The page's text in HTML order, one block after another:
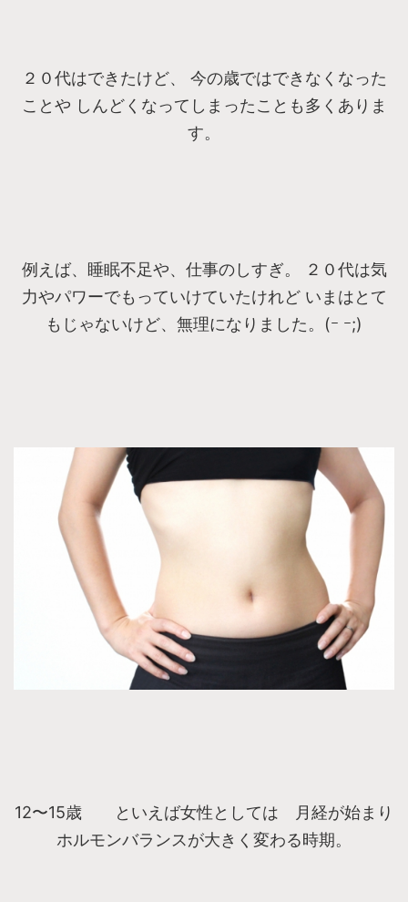
２０代はできたけど、 今の歳ではできなくなった
ことや しんどくなってしまったことも多くありま
す。
例えば、睡眠不足や、仕事のしすぎ。 ２０代は気
力やパワーでもっていけていたけれど いまはとて
もじゃないけど、無理になりました。(ｰ ｰ;)
12〜15歳 といえば女性としては 月経が始まり
ホルモンバランスが大きく変わる時期。